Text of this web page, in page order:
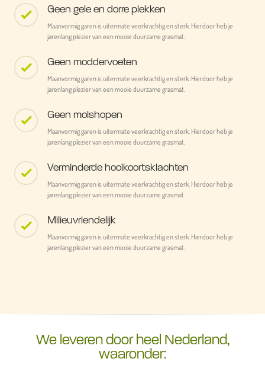
Geen gele en dorre plekken
Maanvormig garen is uitermate veerkrachtig en sterk. Hierdoor heb je
jarenlang plezier van een mooie duurzame grasmat.
Geen moddervoeten
Maanvormig garen is uitermate veerkrachtig en sterk. Hierdoor heb je
jarenlang plezier van een mooie duurzame grasmat.
Geen molshopen
Maanvormig garen is uitermate veerkrachtig en sterk. Hierdoor heb je
jarenlang plezier van een mooie duurzame grasmat.
Verminderde hooikoortsklachten
Maanvormig garen is uitermate veerkrachtig en sterk. Hierdoor heb je
jarenlang plezier van een mooie duurzame grasmat.
Milieuvriendelijk
Maanvormig garen is uitermate veerkrachtig en sterk. Hierdoor heb je
jarenlang plezier van een mooie duurzame grasmat.
We leveren door heel Nederland,
waaronder: